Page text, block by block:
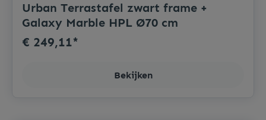
Urban Terrastafel zwart frame +
Galaxy Marble HPL Ø70 cm
€ 249,11*
Bekijken